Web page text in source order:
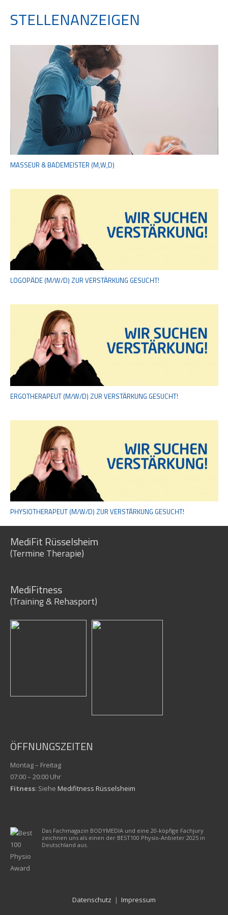
STELLENANZEIGEN
MASSEUR & BADEMEISTER (M,W,D)
LOGOPÄDE (M/W/D) ZUR VERSTÄRKUNG GESUCHT!
ERGOTHERAPEUT (M/W/D) ZUR VERSTÄRKUNG GESUCHT!
PHYSIOTHERAPEUT (M/W/D) ZUR VERSTÄRKUNG GESUCHT!
MediFit Rüsselsheim
(Termine Therapie)
MediFitness
(Training & Rehasport)
ÖFFNUNGSZEITEN
Montag – Freitag
07:00 – 20:00 Uhr
Fitness: Siehe Medifitness Rüsselsheim
Das Fachmagazin BODYMEDIA und eine 20-köpfige Fachjury
zeichnen uns als einen der BEST100 Physio-Anbieter 2025 in
Deutschland aus.
Datenschutz | Impressum